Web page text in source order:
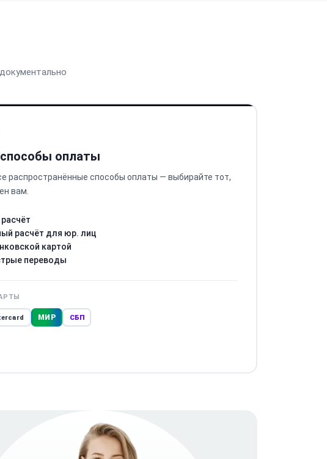
оплаты
распространённые способы оплаты — выбирайте тот,
вам.
расчёт для юр. лиц
картой
переводы
МИР СБП